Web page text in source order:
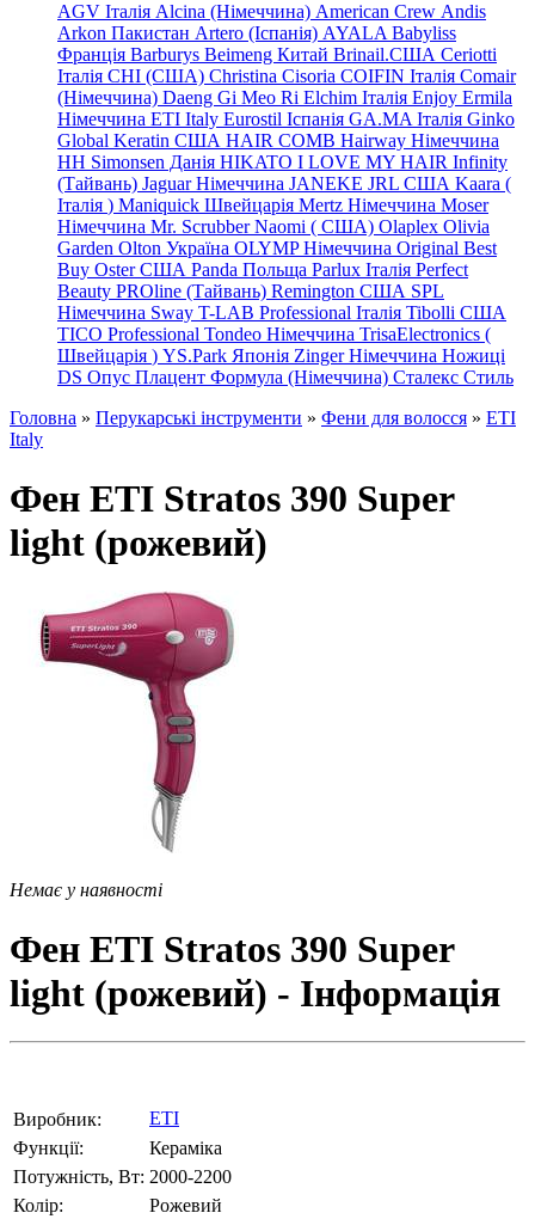
AGV Італія Alcina (Німеччина) American Crew Andis
Arkon Пакистан Artero (Іспанія) AYALA Babyliss
Франція Barburys Beimeng Китай Brinail.США Ceriotti
Італія CHI (США) Christina Cisoria COIFIN Італія Comair
(Німеччина) Daeng Gi Meo Ri Elchim Італія Enjoy Ermila
Німеччина ETI Italy Eurostil Іспанія GA.MA Італія Ginko
Global Keratin США HAIR COMB Hairway Німеччина
HH Simonsen Данія HIKATO I LOVE MY HAIR Infinity
(Тайвань) Jaguar Німеччина JANEKE JRL США Kaara (
Італія ) Maniquick Швейцарія Mertz Німеччина Moser
Німеччина Mr. Scrubber Naomi ( США) Olaplex Olivia
Garden Olton Україна OLYMP Німеччина Original Best
Buy Oster США Panda Польща Parlux Італія Perfect
Beauty PROline (Тайвань) Remington США SPL
Німеччина Sway T-LAB Professional Італія Tibolli США
TICO Professional Tondeo Німеччина TrisaElectronics (
Швейцарія ) YS.Park Японія Zinger Німеччина Ножиці
DS Опус Плацент Формула (Німеччина) Сталекс Стиль
Головна » Перукарські інструменти » Фени для волосся » ETI
Italy
Фен ETI Stratos 390 Super
light (рожевий)
Немає у наявності
Фен ETI Stratos 390 Super
light (рожевий) - Інформація
Виробник:
ETI
Функції:
Кераміка
Потужність, Вт: 2000-2200
Колір:
Рожевий